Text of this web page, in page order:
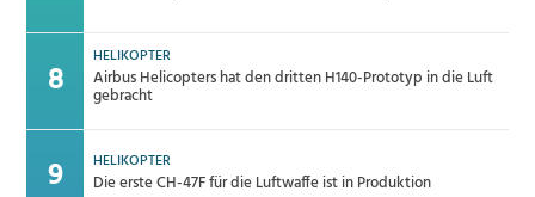
HELIKOPTER
Airbus Helicopters hat den dritten H140-Prototyp in die Luft
gebracht
HELIKOPTER
Die erste CH-47F für die Luftwaffe ist in Produktion